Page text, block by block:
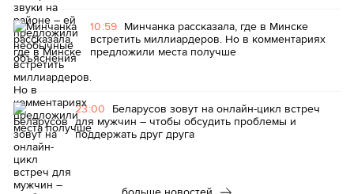
10:59 Минчанка рассказала, где в Минске
встретить миллиардеров. Но в комментариях
предложили места получше
23:00 Беларусов зовут на онлайн-цикл встреч
для мужчин – чтобы обсудить проблемы и
поддержать друг друга